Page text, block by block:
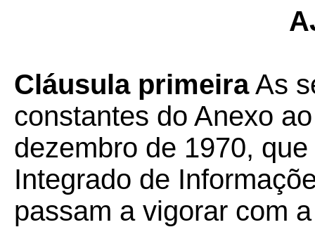
Cláusula primeiraAs
constantes do Anexo
dezembro de 1970,
Integrado de
passam a vigorar com